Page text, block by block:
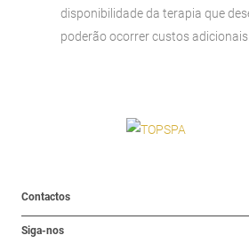
disponibilidade da terapia que
poderão ocorrer custos adicionais.
Contactos
Siga-nos